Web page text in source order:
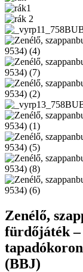
Zenélő,
fürdőjáték
(BBJ)